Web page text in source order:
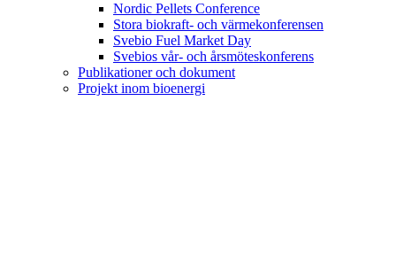
Nordic Pellets Conference
Stora biokraft- och värmekonferensen
Svebio Fuel Market Day
Svebios vår- och årsmöteskonferens
Publikationer och dokument
Projekt inom bioenergi